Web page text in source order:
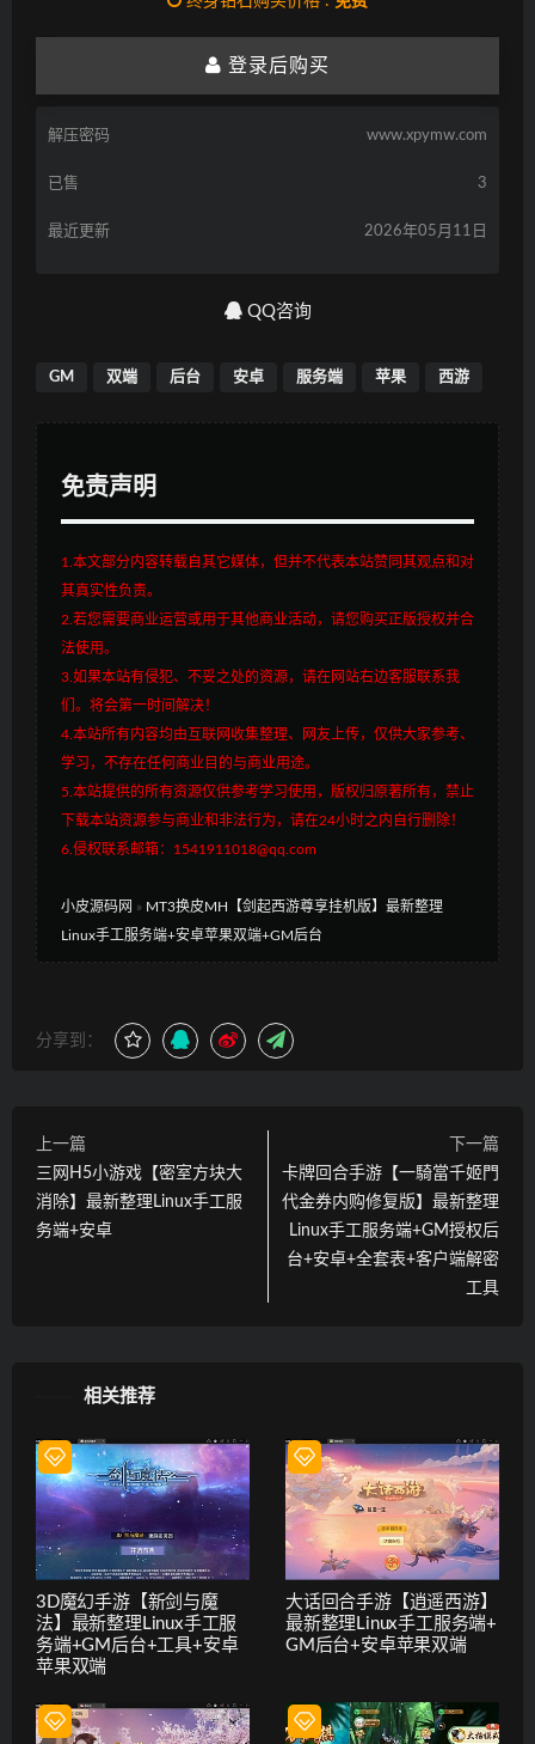
登录后购买
解压密码 www.xpymw.com
已售 3
最近更新 2026年05月11日
QQ咨询
GM 双端 后台 安卓 服务端 苹果 西游
免责声明
1.本文部分内容转载自其它媒体，但并不代表本站赞同其观点和对
其真实性负责。
2.若您需要商业运营或用于其他商业活动，请您购买正版授权并合
法使用。
3.如果本站有侵犯、不妥之处的资源，请在网站右边客服联系我
们。将会第一时间解决！
4.本站所有内容均由互联网收集整理、网友上传，仅供大家参考、
学习，不存在任何商业目的与商业用途。
5.本站提供的所有资源仅供参考学习使用，版权归原著所有，禁止
下载本站资源参与商业和非法行为，请在24小时之内自行删除！
6.侵权联系邮箱：1541911018@qq.com
小皮源码网 » MT3换皮MH【剑起西游尊享挂机版】最新整理
Linux手工服务端+安卓苹果双端+GM后台
分享到：
上一篇
三网H5小游戏【密室方块大
消除】最新整理Linux手工服
务端+安卓
下一篇
卡牌回合手游【一騎當千姬門
代金券内购修复版】最新整理
Linux手工服务端+GM授权后
台+安卓+全套表+客户端解密
工具
相关推荐
3D魔幻手游【新剑与魔
法】最新整理Linux手工服
务端+GM后台+工具+安卓
苹果双端
大话回合手游【逍遥西游】
最新整理Linux手工服务端+
GM后台+安卓苹果双端